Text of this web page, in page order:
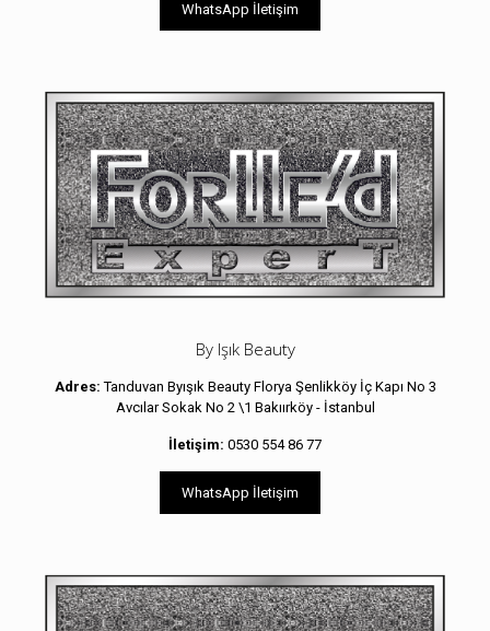
WhatsApp İletişim
By Işık Beauty
Adres: Tanduvan Byışık Beauty Florya Şenlikköy İç Kapı No 3
Avcılar Sokak No 2 \1 Bakıırköy - İstanbul
İletişim: 0530 554 86 77
WhatsApp İletişim